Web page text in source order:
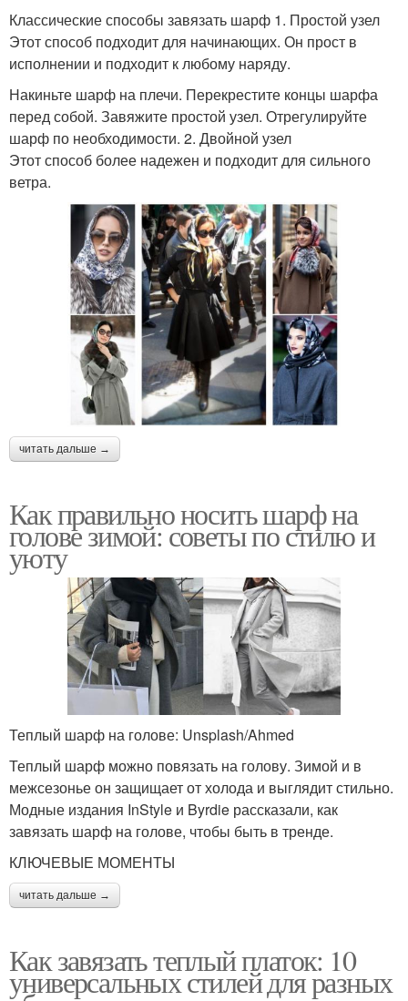
Классические способы завязать шарф 1. Простой узел
Этот способ подходит для начинающих. Он прост в
исполнении и подходит к любому наряду.
Накиньте шарф на плечи. Перекрестите концы шарфа
перед собой. Завяжите простой узел. Отрегулируйте
шарф по необходимости. 2. Двойной узел
Этот способ более надежен и подходит для сильного
ветра.
читать дальше →
Как правильно носить шарф на
голове зимой: советы по стилю и
уюту
Теплый шарф на голове: Unsplash/Ahmed
Теплый шарф можно повязать на голову. Зимой и в
межсезонье он защищает от холода и выглядит стильно.
Модные издания InStyle и Byrdie рассказали, как
завязать шарф на голове, чтобы быть в тренде.
КЛЮЧЕВЫЕ МОМЕНТЫ
читать дальше →
Как завязать теплый платок: 10
универсальных стилей для разных